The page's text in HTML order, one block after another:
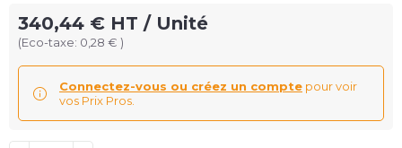
340,44 € HT / Unité
(Eco-taxe: 0,28 € )
Connectez-vous ou créez un compte pour voir
vos Prix Pros.